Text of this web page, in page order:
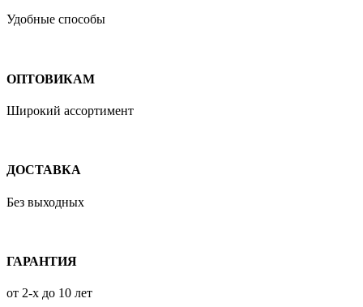
Удобные способы
ОПТОВИКАМ
Широкий ассортимент
ДОСТАВКА
Без выходных
ГАРАНТИЯ
от 2-х до 10 лет